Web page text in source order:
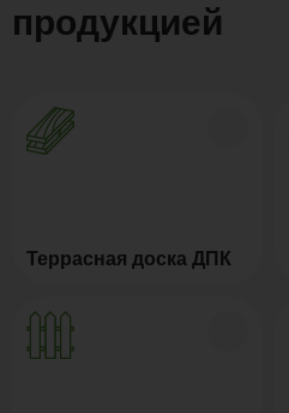
продукцией
Террасная доска ДПК